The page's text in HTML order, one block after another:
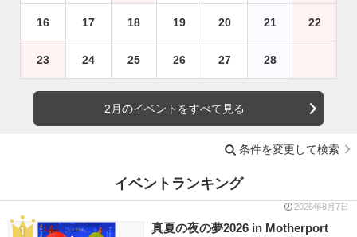
16 17 18 19 20 21 22
23 24 25 26 27 28
2月のイベントをすべて見る
条件を変更して検索
イベントランキング
2026年8月7日
真夏の夜の夢2026 in Motherport